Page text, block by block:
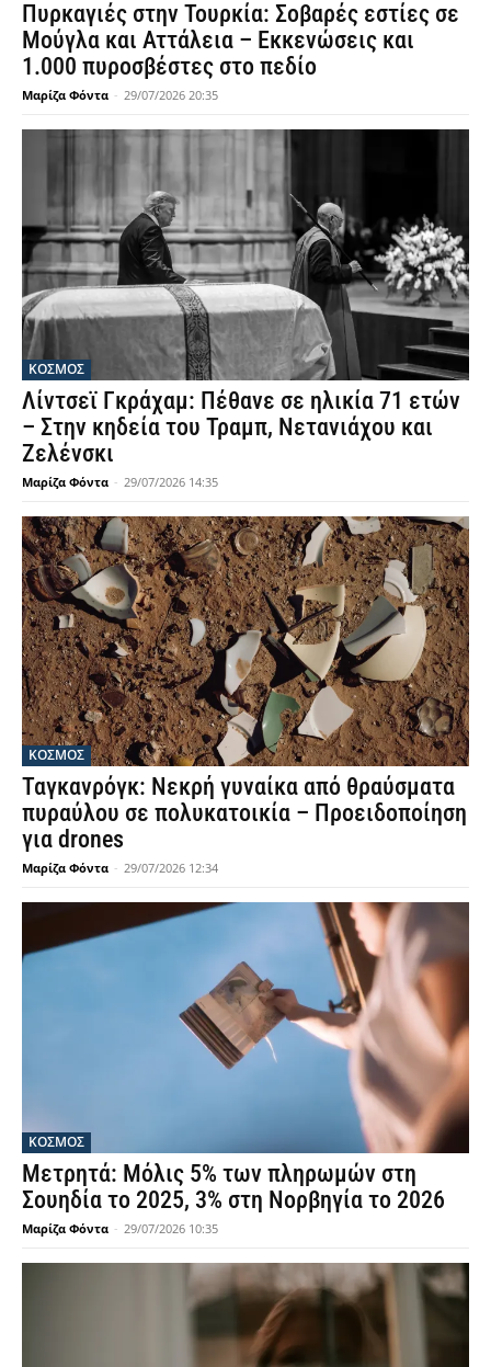
Πυρκαγιές στην Τουρκία: Σοβαρές εστίες σε
Μούγλα και Αττάλεια – Εκκενώσεις και
1.000 πυροσβέστες στο πεδίο
Μαρίζα Φόντα - 29/07/2026 20:35
ΚΟΣΜΟΣ
Λίντσεϊ Γκράχαμ: Πέθανε σε ηλικία 71 ετών
– Στην κηδεία του Τραμπ, Νετανιάχου και
Ζελένσκι
Μαρίζα Φόντα - 29/07/2026 14:35
ΚΟΣΜΟΣ
Ταγκανρόγκ: Νεκρή γυναίκα από θραύσματα
πυραύλου σε πολυκατοικία – Προειδοποίηση
για drones
Μαρίζα Φόντα - 29/07/2026 12:34
ΚΟΣΜΟΣ
Μετρητά: Μόλις 5% των πληρωμών στη
Σουηδία το 2025, 3% στη Νορβηγία το 2026
Μαρίζα Φόντα - 29/07/2026 10:35